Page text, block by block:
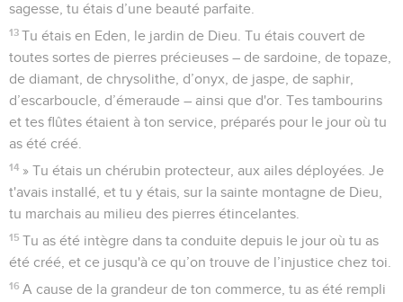
sagesse, tu étais d’une beauté parfaite.
13 Tu étais en Eden, le jardin de Dieu. Tu étais couvert de
toutes sortes de pierres précieuses – de sardoine, de topaze,
de diamant, de chrysolithe, d’onyx, de jaspe, de saphir,
d’escarboucle, d’émeraude – ainsi que d'or. Tes tambourins
et tes flûtes étaient à ton service, préparés pour le jour où tu
as été créé.
14 » Tu étais un chérubin protecteur, aux ailes déployées. Je
t'avais installé, et tu y étais, sur la sainte montagne de Dieu,
tu marchais au milieu des pierres étincelantes.
15 Tu as été intègre dans ta conduite depuis le jour où tu as
été créé, et ce jusqu'à ce qu’on trouve de l’injustice chez toi.
16 A cause de la grandeur de ton commerce, tu as été rempli